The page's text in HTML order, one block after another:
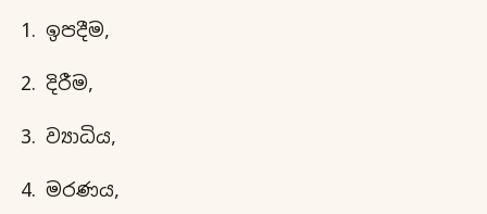
ඉපදීම,
දිරීම,
ව්‍යාධිය,
මරණය,